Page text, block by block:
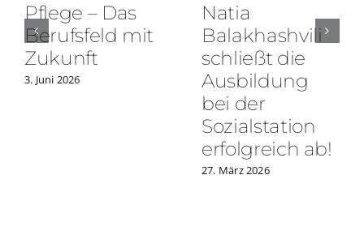
Pflege – Das
Berufsfeld mit
Zukunft
3. Juni 2026
Natia
Balakhashvili
schließt die
Ausbildung
bei der
Sozialstation
erfolgreich ab!
27. März 2026